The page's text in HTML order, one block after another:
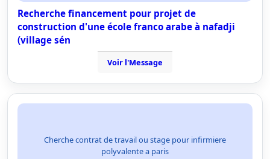
Recherche financement pour projet de
construction d'une école franco arabe à nafadji
(village sén
Voir l'Message
Cherche contrat de travail ou stage pour infirmiere
polyvalente a paris